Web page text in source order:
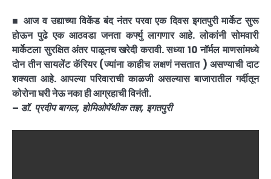
■आज व उद्याच्या विकेंड बंद नंतर परवा एक दिवस इगतपुरी मार्केट सुरू
होऊन पुढे एक आठवडा जनता कर्फ्यु लागणार आहे. लोकांनी सोमवारी
मार्केटला सुरक्षित अंतर पाळूनच खरेदी करावी. सध्या 10 नॉर्मल माणसांमध्ये
दोन तीन सायलेंट कॅरियर (ज्यांना काहीच लक्षणं नसतात ) असण्याची दाट
शक्यता आहे. आपल्या परिवाराची काळजी असल्यास बाजारातील गर्दीतून
कोरोना घरी नेऊ नका ही आग्रहाची विनंती.
– डॉ. प्रदीप बागल, होमिओपॅथीक तज्ञ, इगतपुरी